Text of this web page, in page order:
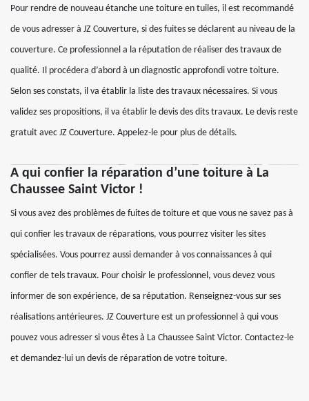
Pour rendre de nouveau étanche une toiture en tuiles, il est recommandé
de vous adresser à JZ Couverture, si des fuites se déclarent au niveau de la
couverture. Ce professionnel a la réputation de réaliser des travaux de
qualité. Il procédera d’abord à un diagnostic approfondi votre toiture.
Selon ses constats, il va établir la liste des travaux nécessaires. Si vous
validez ses propositions, il va établir le devis des dits travaux. Le devis reste
gratuit avec JZ Couverture. Appelez-le pour plus de détails.
A qui confier la réparation d’une toiture à La
Chaussee Saint Victor !
Si vous avez des problèmes de fuites de toiture et que vous ne savez pas à
qui confier les travaux de réparations, vous pourrez visiter les sites
spécialisées. Vous pourrez aussi demander à vos connaissances à qui
confier de tels travaux. Pour choisir le professionnel, vous devez vous
informer de son expérience, de sa réputation. Renseignez-vous sur ses
réalisations antérieures. JZ Couverture est un professionnel à qui vous
pouvez vous adresser si vous êtes à La Chaussee Saint Victor. Contactez-le
et demandez-lui un devis de réparation de votre toiture.